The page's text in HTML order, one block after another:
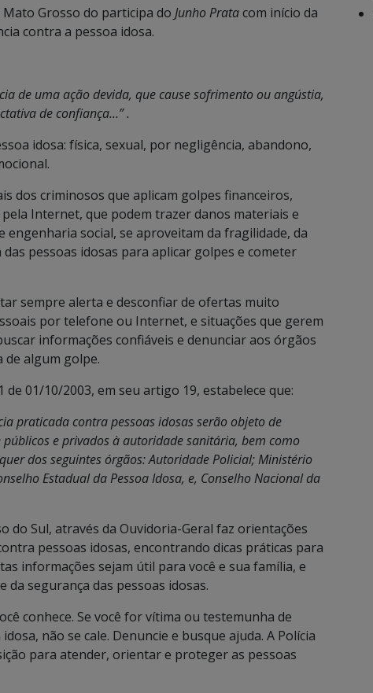
Mato Grosso do participa do Junho Pratacom início da
contra a pessoa idosa.
de uma ação devida, que cause sofrimento ou angústia,
de confiança…” .
idosa: física, sexual, por negligência, abandono,
dos criminosos que aplicam golpes financeiros,
Internet, que podem trazer danos materiais e
engenharia social, se aproveitam da fragilidade, da
pessoas idosas para aplicar golpes e cometer
sempre alerta e desconfiar de ofertas muito
por telefone ou Internet, e situações que gerem
informações confiáveis e denunciar aos órgãos
de algum golpe.
de 01/10/2003, em seu artigo 19, estabelece que:
praticada contra pessoas idosas serão objeto de
e privados à autoridade sanitária, bem como
dos seguintes órgãos: Autoridade Policial; Ministério
Estadual da Pessoa Idosa, e, Conselho Nacional da
do Sul, através da Ouvidoria-Geral faz orientações
pessoas idosas, encontrando dicas práticas para
informações sejam útil para você e sua família, e
segurança das pessoas idosas.
conhece. Se você for vítima ou testemunha de
não se cale. Denuncie e busque ajuda. A Polícia
para atender, orientar e proteger as pessoas